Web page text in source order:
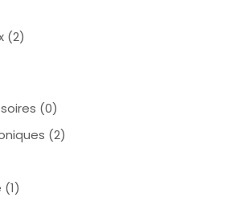
(2)
(0)
(2)
(1)